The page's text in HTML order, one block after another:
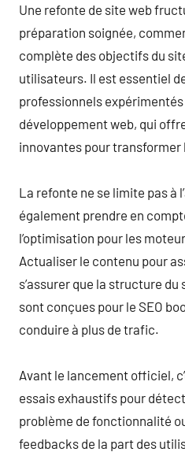
Une refonte de site web
préparation soignée,
complète des objectifs du
utilisateurs. Il est essentiel
professionnels
développement web, qui
innovantes pour transformer
La refonte ne se limite pas à
également prendre en
l’optimisation pour les
Actualiser le contenu pour
s’assurer que la structure
sont conçues pour le SEO
conduire à plus de trafic.
Avant le lancement officiel,
essais exhaustifs pour
problème de fonctionnalité
feedbacks de la part des